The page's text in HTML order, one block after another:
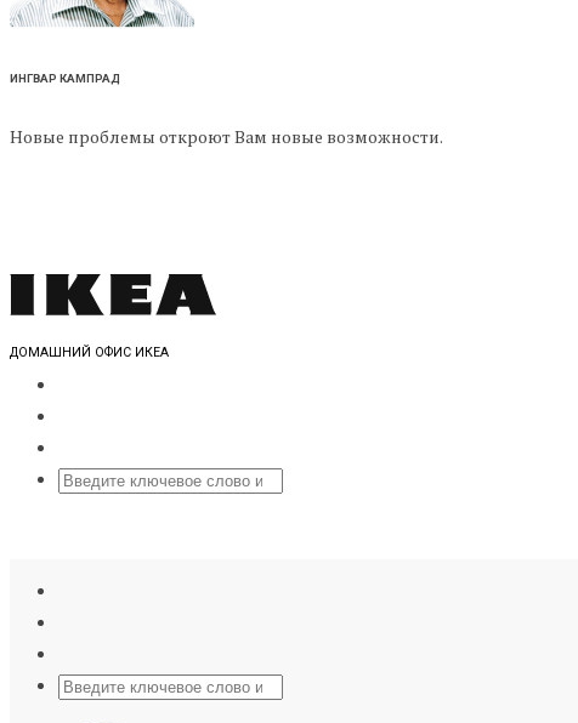
ИНГВАР КАМПРАД
Новые проблемы откроют Вам новые возможности.
ДОМАШНИЙ ОФИС ИКЕА